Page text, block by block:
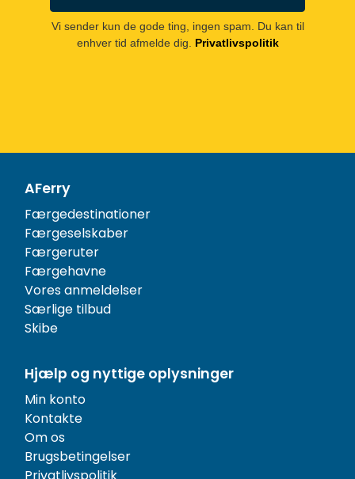
Vi sender kun de gode ting, ingen spam. Du kan til
enhver tid afmelde dig.
Privatlivspolitik
AFerry
Færgedestinationer
Færgeselskaber
Færgeruter
Færgehavne
Vores anmeldelser
Særlige tilbud
Skibe
Hjælp og nyttige oplysninger
Min konto
Kontakte
Om os
Brugsbetingelser
Privatlivspolitik